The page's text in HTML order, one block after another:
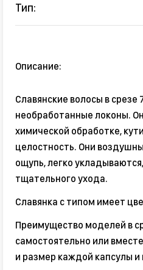
Тип:
Описание:
Славянские волосы в срезе
необработанные локоны.
химической обработке,
целостность. Они
ощупь, легко
тщательного ухода.
Славянка с типом имеет
Преимущество моделей в
самостоятельно или
и размер каждой капсулы